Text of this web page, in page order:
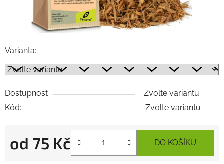
Varianta:
Dostupnost
Zvolte variantu
Kód:
Zvolte variantu
od 75 Kč DO KOŠÍKU